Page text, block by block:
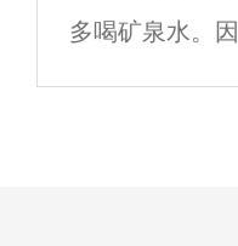
多喝矿泉水。
氧化碳等多种